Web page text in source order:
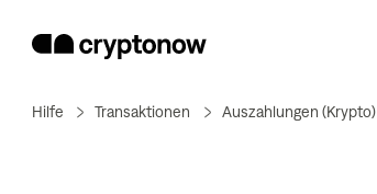
Hilfe Transaktionen Auszahlungen (Krypto)